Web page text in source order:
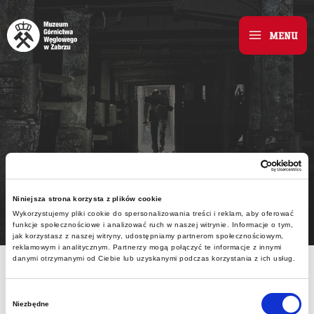
Niniejsza strona korzysta z plików cookie
Wykorzystujemy pliki cookie do spersonalizowania treści i reklam, aby oferować
funkcje społecznościowe i analizować ruch w naszej witrynie. Informacje o tym,
jak korzystasz z naszej witryny, udostępniamy partnerom społecznościowym,
reklamowym i analitycznym. Partnerzy mogą połączyć te informacje z innymi
danymi otrzymanymi od Ciebie lub uzyskanymi podczas korzystania z ich usług.
Niezbędne
to
content
Main
MENU
MGW.REOK.271.2.15.2020.